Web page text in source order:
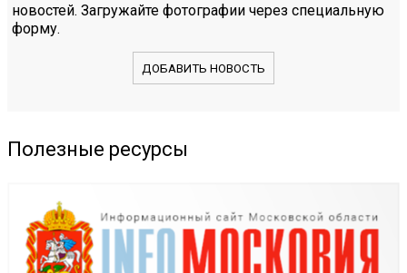
новостей. Загружайте фотографии через специальную
форму.
ДОБАВИТЬ НОВОСТЬ
Полезные ресурсы